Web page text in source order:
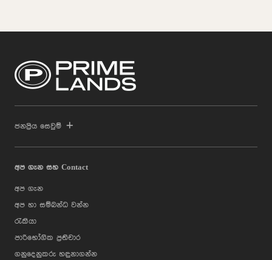
ජනප්‍රිය සෙවුම්
අප ගැන සහ Contact
අප ගැන
අප හා සම්බන්ධ වන්න
රැකියා
පාරිභෝගික ප්‍රතිචාර
ගනුදෙනුකරු හඳුනාගන්න